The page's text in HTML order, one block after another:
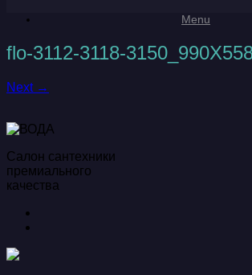
Menu
flo-3112-3118-
Next →
Салон сантехники
премиального
качества